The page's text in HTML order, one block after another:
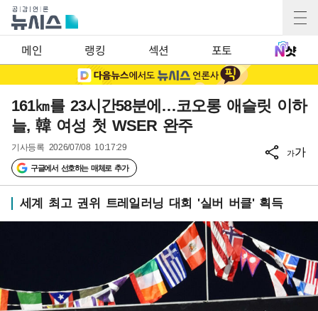
메인 랭킹 섹션 포토
161㎞를 23시간58분에…코오롱 애슬릿 이하
늘, 韓 여성 첫 WSER 완주
기사등록 2026/07/08 10:17:29
구글에서 선호하는 매체로 추가
가가
세계 최고 권위 트레일러닝 대회 '실버 버클' 획득